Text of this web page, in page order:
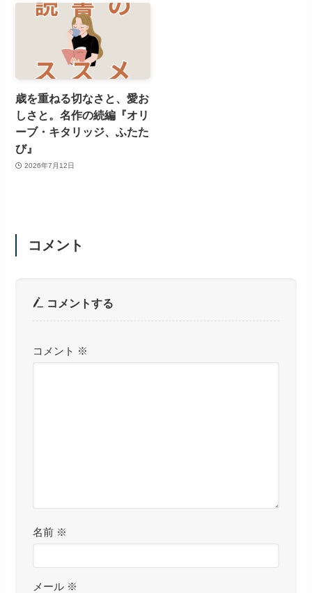
歳を重ねる切なさと、愛お
しさと。名作の続編『オリ
ーブ・キタリッジ、ふたた
び』
2026年7月12日
コメント
コメントする
コメント ※
名前 ※
メール ※